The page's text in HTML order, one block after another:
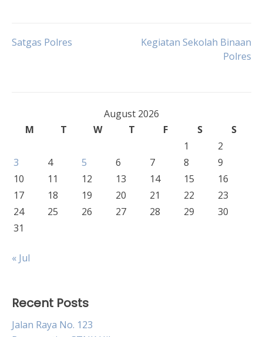
Post
Satgas Polres
Kegiatan Sekolah Binaan
Polres
August 2026
M
T W T F S
S
1
2
3
4 5 6 7 8
9
10
11 12 13 14 15
16
17
18 19 20 21 22
23
24
25 26 27 28 29
30
31
« Jul
Recent Posts
Jalan Raya No. 123